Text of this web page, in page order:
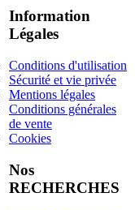
Information
Légales
Conditions d'utilisation
Sécurité et vie privée
Mentions légales
Conditions générales
de vente
Cookies
Nos
RECHERCHES